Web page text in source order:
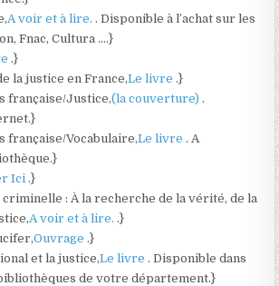
A voir et à lire. . Disponible à l’achat sur les
Fnac, Cultura ….}
.}
la justice en France,Le livre .}
française/Justice,(la couverture) .
française/Vocabulaire,Le livre . A
Ici .}
criminelle : À la recherche de la vérité, de la
A voir et à lire. .}
Ouvrage .}
et la justice,Le livre . Disponible dans
de votre département.}